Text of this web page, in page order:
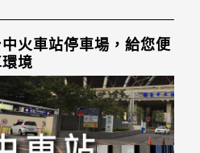
中火車站停車場，給您便
境